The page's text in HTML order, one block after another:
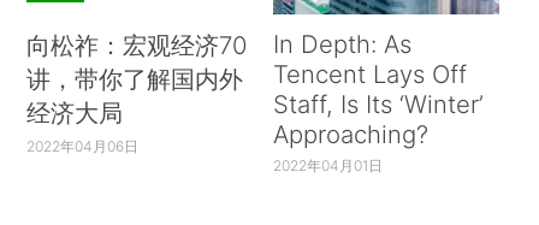
向松祚：宏观经济70
讲，带你了解国内外
经济大局
2022年04月06日
In Depth: As
Tencent Lays Off
Staff, Is Its ‘Winter’
Approaching?
2022年04月01日